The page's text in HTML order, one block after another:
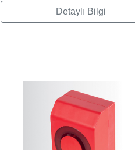
Detaylı Bilgi